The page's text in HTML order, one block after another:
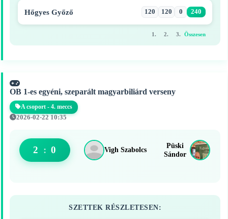
Hőgyes Győző 120 120 0 240
1. 2. 3. Összesen
OB 1-es egyéni, szeparált magyarbiliárd verseny
A csoport - 4. meccs
2026-02-22 10:35
Vigh Szabolcs
2 : 0
Püski
Sándor
SZETTEK RÉSZLETESEN: